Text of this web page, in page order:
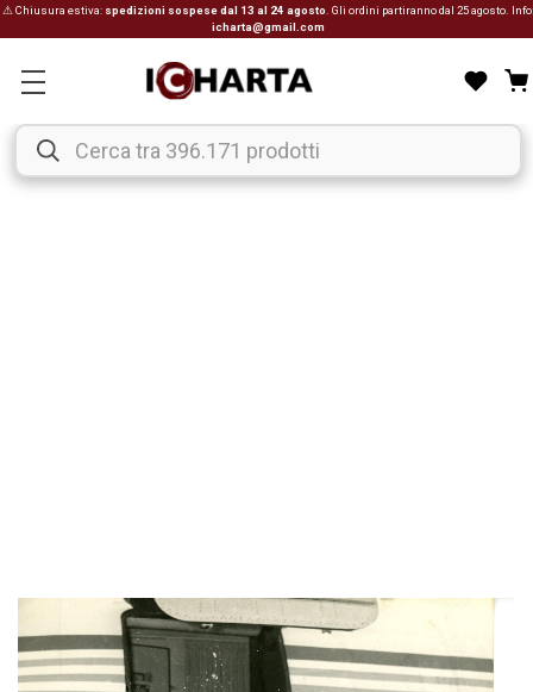
⚠ Chiusura estiva: spedizioni sospese dal 13 al 24 agosto . Gli ordini partiranno dal 25 agosto. Info:
icharta@gmail.com